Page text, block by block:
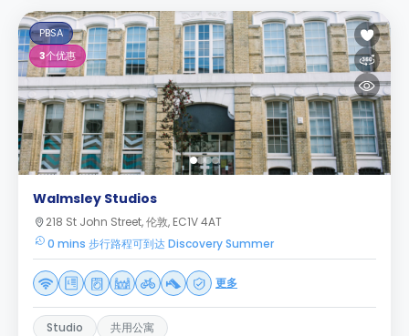
PBSA
3个优惠
Walmsley Studios
218 St John Street, 伦敦, EC1V 4AT
0 mins 步行路程可到达 Discovery Summer
更多
Studio 共用公寓